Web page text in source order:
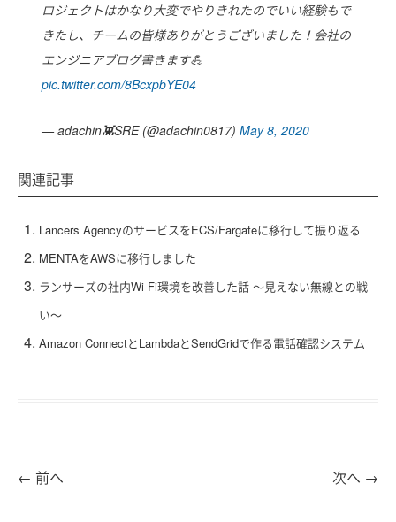
ロジェクトはかなり大変でやりきれたのでいい経験もで
きたし、チームの皆様ありがとうございました！会社の
エンジニアブログ書きます💪
pic.twitter.com/8BcxpbYE04
— adachin👾SRE (@adachin0817) May 8, 2020
関連記事
Lancers AgencyのサービスをECS/Fargateに移行して振り返る
MENTAをAWSに移行しました
ランサーズの社内Wi-Fi環境を改善した話 〜見えない無線との戦
い〜
Amazon ConnectとLambdaとSendGridで作る電話確認システム
← 前へ 次へ →